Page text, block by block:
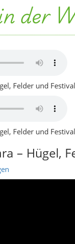
– Hügel,
Teil